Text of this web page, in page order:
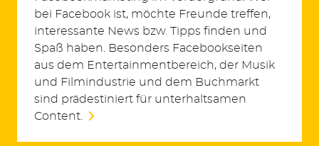
bei Facebook ist, möchte Freunde treffen,
interessante News bzw. Tipps finden und
Spaß haben. Besonders Facebookseiten
aus dem Entertainmentbereich, der Musik
und Filmindustrie und dem Buchmarkt
sind prädestiniert für unterhaltsamen
Content.